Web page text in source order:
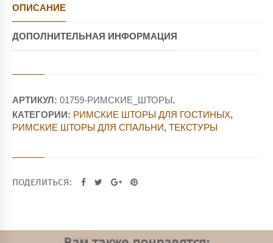
ОПИСАНИЕ
ДОПОЛНИТЕЛЬНАЯ ИНФОРМАЦИЯ
АРТИКУЛ: 01759-РИМСКИЕ_ШТОРЫ.
КАТЕГОРИИ: РИМСКИЕ ШТОРЫ ДЛЯ ГОСТИНЫХ,
РИМСКИЕ ШТОРЫ ДЛЯ СПАЛЬНИ, ТЕКСТУРЫ
ПОДЕЛИТЬСЯ: